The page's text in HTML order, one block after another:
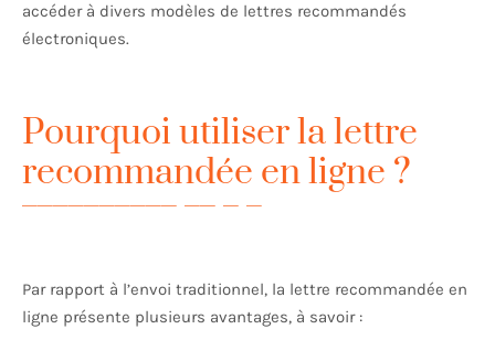
accéder à divers modèles de lettres recommandés
électroniques.
Pourquoi utiliser la lettre
recommandée en ligne ?
Par rapport à l’envoi traditionnel, la lettre recommandée en
ligne présente plusieurs avantages, à savoir :